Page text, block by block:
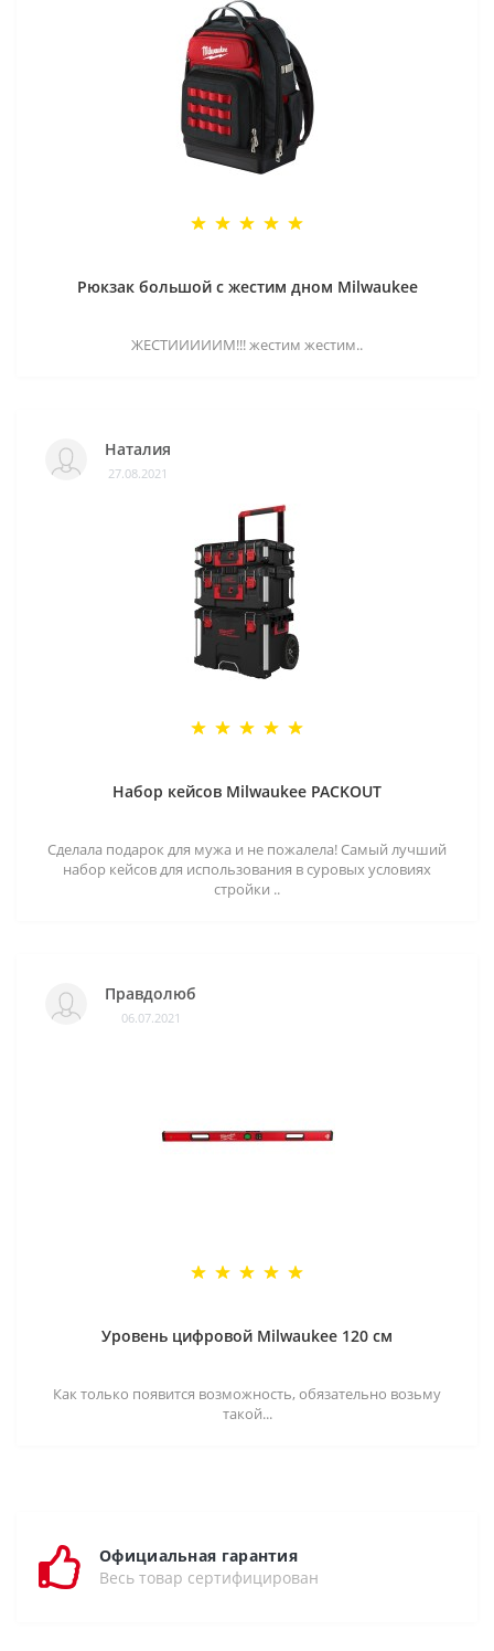
Рюкзак большой с жестим дном Milwaukee
ЖЕСТИИИИИМ!!! жестим жестим..
Наталия
27.08.2021
Набор кейсов Milwaukee PACKOUT
Сделала подарок для мужа и не пожалела! Самый лучший
набор кейсов для использования в суровых условиях
стройки ..
Правдолюб
06.07.2021
Уровень цифровой Milwaukee 120 см
Как только появится возможность, обязательно возьму
такой...
Официальная гарантия
Весь товар сертифицирован